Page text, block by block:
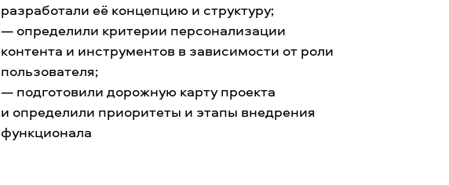
разработали её концепцию и структуру;
— определили критерии персонализации
контента и инструментов в зависимости от роли
пользователя;
— подготовили дорожную карту проекта
и определили приоритеты и этапы внедрения
функционала